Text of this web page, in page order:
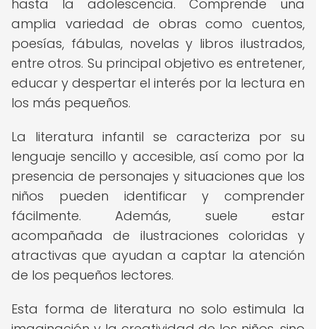
hasta la adolescencia. Comprende una
amplia variedad de obras como cuentos,
poesías, fábulas, novelas y libros ilustrados,
entre otros. Su principal objetivo es entretener,
educar y despertar el interés por la lectura en
los más pequeños.
La literatura infantil se caracteriza por su
lenguaje sencillo y accesible, así como por la
presencia de personajes y situaciones que los
niños pueden identificar y comprender
fácilmente. Además, suele estar
acompañada de ilustraciones coloridas y
atractivas que ayudan a captar la atención
de los pequeños lectores.
Esta forma de literatura no solo estimula la